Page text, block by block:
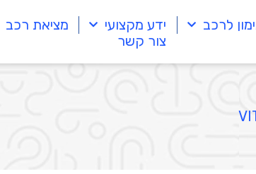
לרכב ידע מקצועי
מציאת רכב
צור קשר